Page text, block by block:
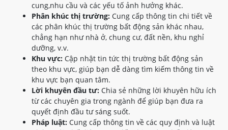
cung,nhu cầu và các yếu tố ảnh hưởng khác.
Phân khúc thị trường: Cung cấp thông tin chi tiết về
các phân khúc thị trường bất động sản khác nhau,
chẳng hạn như nhà ở, chung cư, đất nền, khu nghỉ
dưỡng, v.v.
Khu vực: Cập nhật tin tức thị trường bất động sản
theo khu vực, giúp bạn dễ dàng tìm kiếm thông tin về
khu vực bạn quan tâm.
Lời khuyên đầu tư: Chia sẻ những lời khuyên hữu ích
từ các chuyên gia trong ngành để giúp bạn đưa ra
quyết định đầu tư sáng suốt.
Pháp luật: Cung cấp thông tin về các quy định và luật